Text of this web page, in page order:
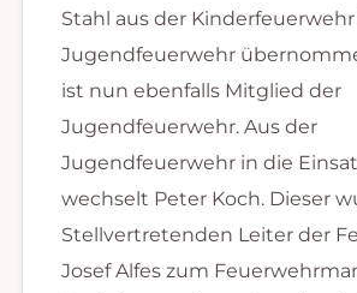
Stahl aus der
Jugendfeuerwehr
ist nun ebenfalls Mitglied der
Jugendfeuerwehr. Aus der
Jugendfeuerwehr in die
wechselt Peter Koch. Dieser
Stellvertretenden Leiter der
Josef Alfes zum